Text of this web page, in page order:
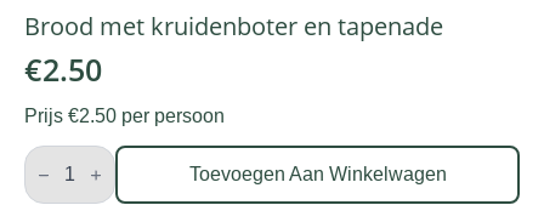
Brood met kruidenboter en tapenade
€2.50
Prijs €2.50 per persoon
Brood
met
kruidenboter
Toevoegen Aan Winkelwagen